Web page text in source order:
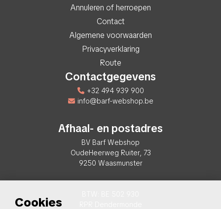
Cookies
Annuleren of herroepen
Contact
Algemene voorwaarden
Privacyverklaring
Route
Contactgegevens
+32 494 939 900
info@barf-webshop.be
Afhaal- en postadres
BV Barf Webshop
OudeHeerweg Ruiter, 73
9250 Waasmunster